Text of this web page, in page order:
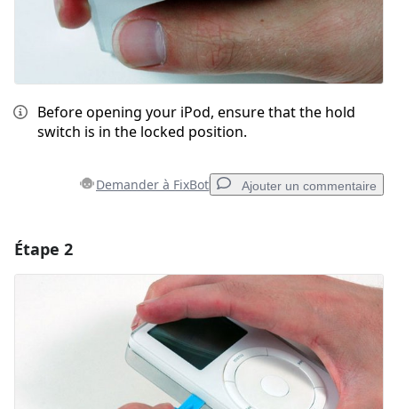
Before opening your iPod, ensure that the hold
switch is in the locked position.
Demander à FixBot Ajouter un commentaire
Ajouter un commentaire
Annuler Publier un commentaire
Étape 2